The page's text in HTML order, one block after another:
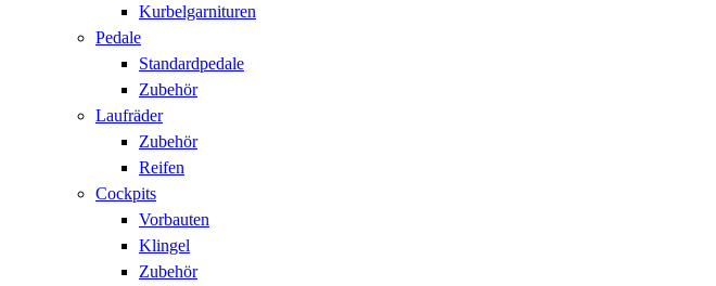
Kurbelgarnituren
Pedale
Standardpedale
Zubehör
Laufräder
Zubehör
Reifen
Cockpits
Vorbauten
Klingel
Zubehör